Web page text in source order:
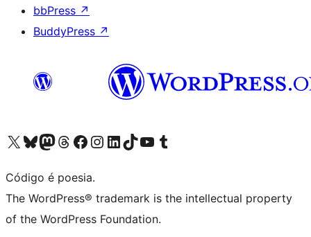
bbPress ↗
BuddyPress ↗
Visite a nossa conta X (antigo Twitter)
Visit our Bluesky account
Visit our Mastodon account
Visit our Threads account
Visite a nossa página do Facebook
Visite a nossa conta no Instagram
Visite a nossa conta no LinkedIn
Visit our TikTok account
Visit our YouTube channel
Visit our Tumblr account
Código é poesia.
The WordPress® trademark is the intellectual property
of the WordPress Foundation.